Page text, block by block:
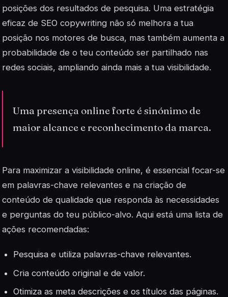
posições dos resultados de pesquisa. Uma estratégia
eficaz de SEO copywriting não só melhora a tua
posição nos motores de busca, mas também aumenta a
probabilidade de o teu conteúdo ser partilhado nas
redes sociais, ampliando ainda mais a tua visibilidade.
Uma presença online forte é sinónimo de
maior alcance e reconhecimento da marca.
Para maximizar a visibilidade online, é essencial focar-se
em palavras-chave relevantes e na criação de
conteúdo de qualidade que responda às necessidades
e perguntas do teu público-alvo. Aqui está uma lista de
ações recomendadas:
Pesquisa e utiliza palavras-chave relevantes.
Cria conteúdo original e de valor.
Otimiza as meta descrições e os títulos das páginas.